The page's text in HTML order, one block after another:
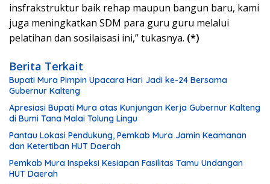
insfrakstruktur baik rehap maupun bangun baru, kami
juga meningkatkan SDM para guru guru melalui
pelatihan dan sosilaisasi ini,” tukasnya. (*)
Berita Terkait
Bupati Mura Pimpin Upacara Hari Jadi ke-24 Bersama
Gubernur Kalteng
Apresiasi Bupati Mura atas Kunjungan Kerja Gubernur Kalteng
di Bumi Tana Malai Tolung Lingu
Pantau Lokasi Pendukung, Pemkab Mura Jamin Keamanan
dan Ketertiban HUT Daerah
Pemkab Mura Inspeksi Kesiapan Fasilitas Tamu Undangan
HUT Daerah